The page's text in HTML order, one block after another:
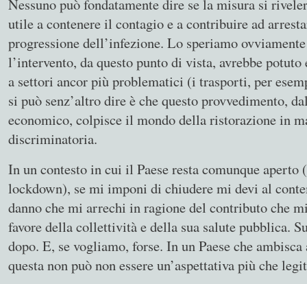
Nessuno può fondatamente dire se la misura si
utile a contenere il contagio e a contribuire ad
progressione dell’infezione. Lo speriamo
l’intervento, da questo punto di vista, avrebbe potuto
a settori ancor più problematici (i trasporti, per
si può senz’altro dire è che questo provvedimento,
economico, colpisce il mondo della ristorazione in
discriminatoria.
In un contesto in cui il Paese resta comunque aperto
lockdown), se mi imponi di chiudere mi devi al
danno che mi arrechi in ragione del contributo che
favore della collettività e della sua salute pubblica.
dopo. E, se vogliamo, forse. In un Paese che
questa non può non essere un’aspettativa più che